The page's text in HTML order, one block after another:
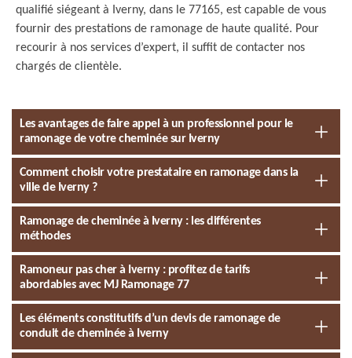
qualifié siégeant à Iverny, dans le 77165, est capable de vous
fournir des prestations de ramonage de haute qualité. Pour
recourir à nos services d’expert, il suffit de contacter nos
chargés de clientèle.
Les avantages de faire appel à un professionnel pour le
ramonage de votre cheminée sur Iverny
Comment choisir votre prestataire en ramonage dans la
ville de Iverny ?
Ramonage de cheminée à Iverny : les différentes
méthodes
Ramoneur pas cher à Iverny : profitez de tarifs
abordables avec MJ Ramonage 77
Les éléments constitutifs d’un devis de ramonage de
conduit de cheminée à Iverny